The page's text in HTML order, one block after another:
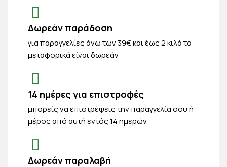
Δωρεάν παράδοση
για παραγγελίες άνω των 39€ και έως 2 κιλά τα
μεταφορικά είναι δωρεάν
14 ημέρες για επιστροφές
μπορείς να επιστρέψεις την παραγγελία σου ή
μέρος από αυτή εντός 14 ημερών
Δωρεάν παραλαβή